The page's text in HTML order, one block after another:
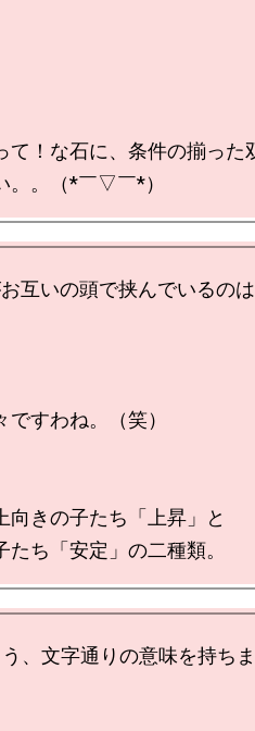
て！な石に、条件の揃った
互いの頭で挟んでいるのは
ですわね。（笑）
向きの子たち「上昇」と
、文字通りの意味を持ち